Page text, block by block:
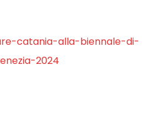
catania-alla-biennale-di-
2024